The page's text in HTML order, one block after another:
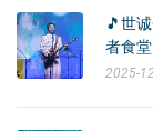
🎵世
者食
2025-